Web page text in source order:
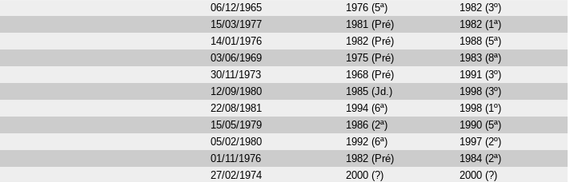
06/12/1965 1976 (5ª)
1982 (3º)
15/03/1977 1981 (Pré)
1982 (1ª)
14/01/1976 1982 (Pré)
1988 (5ª)
03/06/1969 1975 (Pré)
1983 (8ª)
30/11/1973 1968 (Pré)
1991 (3º)
12/09/1980 1985 (Jd.)
1998 (3º)
22/08/1981 1994 (6ª)
1998 (1º)
15/05/1979 1986 (2ª)
1990 (5ª)
05/02/1980 1992 (6ª)
1997 (2º)
01/11/1976 1982 (Pré)
1984 (2ª)
27/02/1974 2000 (?)
2000 (?)